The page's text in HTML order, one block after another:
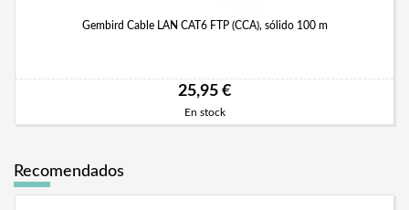
Gembird Cable LAN CAT6 FTP (CCA), sólido 100 m
25,95 €
En stock
Recomendados